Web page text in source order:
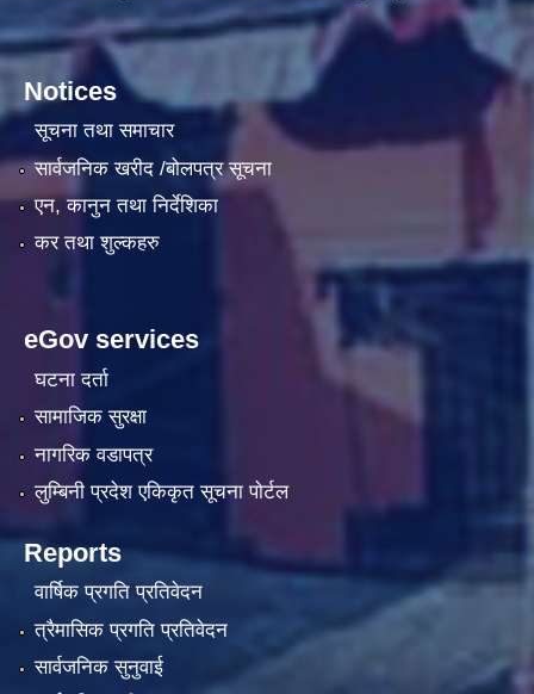
Notices
सूचना तथा समाचार
सार्वजनिक खरीद /बोलपत्र सूचना
एन, कानुन तथा निर्देशिका
कर तथा शुल्कहरु
eGov services
घटना दर्ता
सामाजिक सुरक्षा
नागरिक वडापत्र
लुम्बिनी प्रदेश एकिकृत सूचना पाेर्टल
Reports
वार्षिक प्रगति प्रतिवेदन
त्रैमासिक प्रगति प्रतिवेदन
सार्वजनिक सुनुवाई